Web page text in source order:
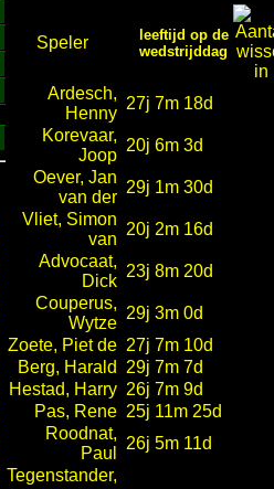
Speler
leeftijd op de
wedstrijddag
Ardesch,
Henny
27j 7m 18d
Korevaar,
Joop
20j 6m 3d
Oever, Jan
van der
29j 1m 30d
Vliet, Simon
van
20j 2m 16d
Advocaat,
Dick
23j 8m 20d
Couperus,
Wytze
29j 3m 0d
Zoete, Piet de 27j 7m 10d
Berg, Harald
29j 7m 7d
Hestad, Harry 26j 7m 9d
Pas, Rene 25j 11m 25d
Roodnat,
Paul
26j 5m 11d
Tegenstander,